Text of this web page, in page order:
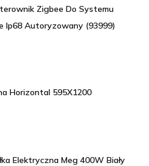
Zigbee Do Systemu
Ip68 Autoryzowany (93999)
Horizontal 595X1200
Elektryczna Meg 400W Biały